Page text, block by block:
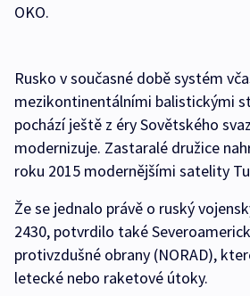
OKO.
Rusko v současné době systém
mezikontinentálními balistickými
pochází ještě z éry Sovětského
modernizuje. Zastaralé družice
roku 2015 modernějšími satelity
Že se jednalo právě o ruský
2430, potvrdilo také
protivzdušné obrany (NORAD),
letecké nebo raketové útoky.